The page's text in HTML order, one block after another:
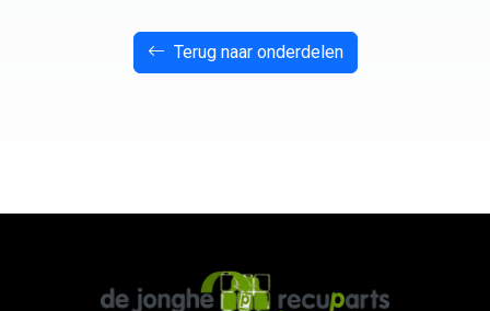
Terug naar onderdelen